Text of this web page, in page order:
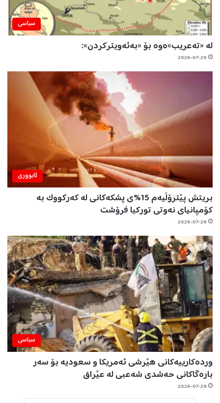
سیاسی
لە «تەعریب»ەوە بۆ «بەئەویترکردن»:
2026-07-29
ئابووری
بریتش پێترۆڵیەم 15%ی پشکەکانی لە کەرکووک بە
کۆمپانیای نەوتی تورکیا فرۆشت
2026-07-29
سیاسی
وردەکارییەکانی هێرشی ئەمریکا و سعودیە بۆ سەر
بارەگاکانی حەشدی شەعبی لە عێراق
2026-07-29